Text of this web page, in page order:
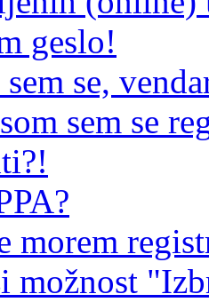
geslo!
se,
sem se
morem
možnost